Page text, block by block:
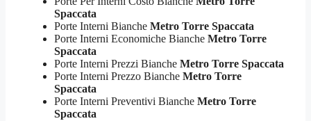
Spaccata
Porte Interni Bianche Metro Torre Spaccata
Porte Interni Economiche Bianche Metro Torre
Spaccata
Porte Interni Prezzi Bianche Metro Torre Spaccata
Porte Interni Prezzo Bianche Metro Torre
Spaccata
Porte Interni Preventivi Bianche Metro Torre
Spaccata